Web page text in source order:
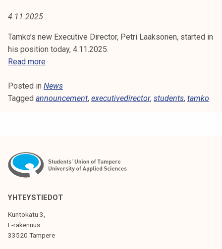
i
k
o
r
k
e
a
u
n
p
s
k
C
E
M
T
4.11.2025
Tamko’s new Executive Director, Petri Laaksonen, started in
his position today, 4.11.2025.
Read moreT
m
k
e
w
x
u
Posted in News
Tagged announcement, executivedirector, students, tamko
YHTEYSTIEDOT
Kuntokatu 3,
L-rakennus
33520 Tampere